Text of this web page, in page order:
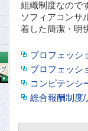
組織制度なので
ソフィアコンサ
着した簡潔・明
プロフェッシ
プロフェッシ
コンピテンシ
総合報酬制度